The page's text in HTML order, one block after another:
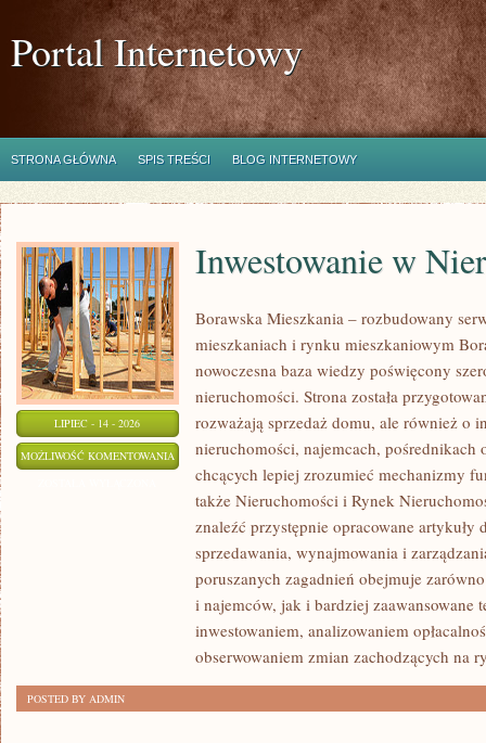
Portal Internetowy
STRONA GŁÓWNA SPIS TREŚCI BLOG INTERNETOWY
LIPIEC - 14 - 2026
MOŻLIWOŚĆ KOMENTOWANIA INWESTOWANIE
NIERUCHOMOŚCI
Inwestowanie w
Borawska Mieszkania – rozbudowany
mieszkaniach i rynku mieszkaniowym
nowoczesna baza wiedzy poświęcony
nieruchomości. Strona została
rozważają sprzedaż domu, ale również o
nieruchomości, najemcach,
chcących lepiej zrozumieć mechanizmy
także Nieruchomości i Rynek
znaleźć przystępnie opracowane artykuły
sprzedawania, wynajmowania i
poruszanych zagadnień obejmuje
i najemców, jak i bardziej zaawansowane
inwestowaniem, analizowaniem
obserwowaniem zmian zachodzących na
POSTED BY ADMIN